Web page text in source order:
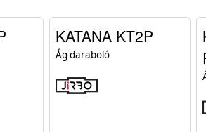
KATANA KT2P
Ág daraboló